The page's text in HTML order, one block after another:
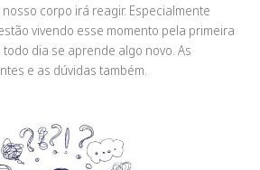
corpo irá reagir. Especialmente
vivendo esse momento pela primeira
dia se aprende algo novo. As
e as dúvidas também.